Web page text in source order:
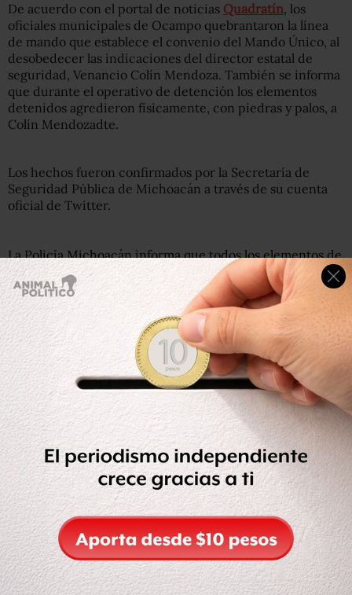
De acuerdo con el portal de noticias Quadratín, los
oficiales municipales de Ocampo quebrantaron la línea
de mando que establece el convenio del Mando Único, al
desobedecer las indicaciones del director estatal de
seguridad, Venancio Colín Mendoza. También se informa
que durante el operativo de detención los elementos
detenidos agredieron físicamente, con piedras y palos, a
Colín Mendozadte.
Los hechos fueron confirmados por la Secretaría de
Seguridad Pública de Michoacán a través de su cuenta
oficial de Twitter.
La Policía Michoacán informa que todos los elementos de
la Policía Municipal de Ocampo fueron requeridos para
una investigación interna como parte de los controles a
cerca del actuar policial. 1/3
pic.twitter.com/JIdOCG03eh
— SSP MICHOACÁN (@SSeguridad_Mich)June 24, 2018